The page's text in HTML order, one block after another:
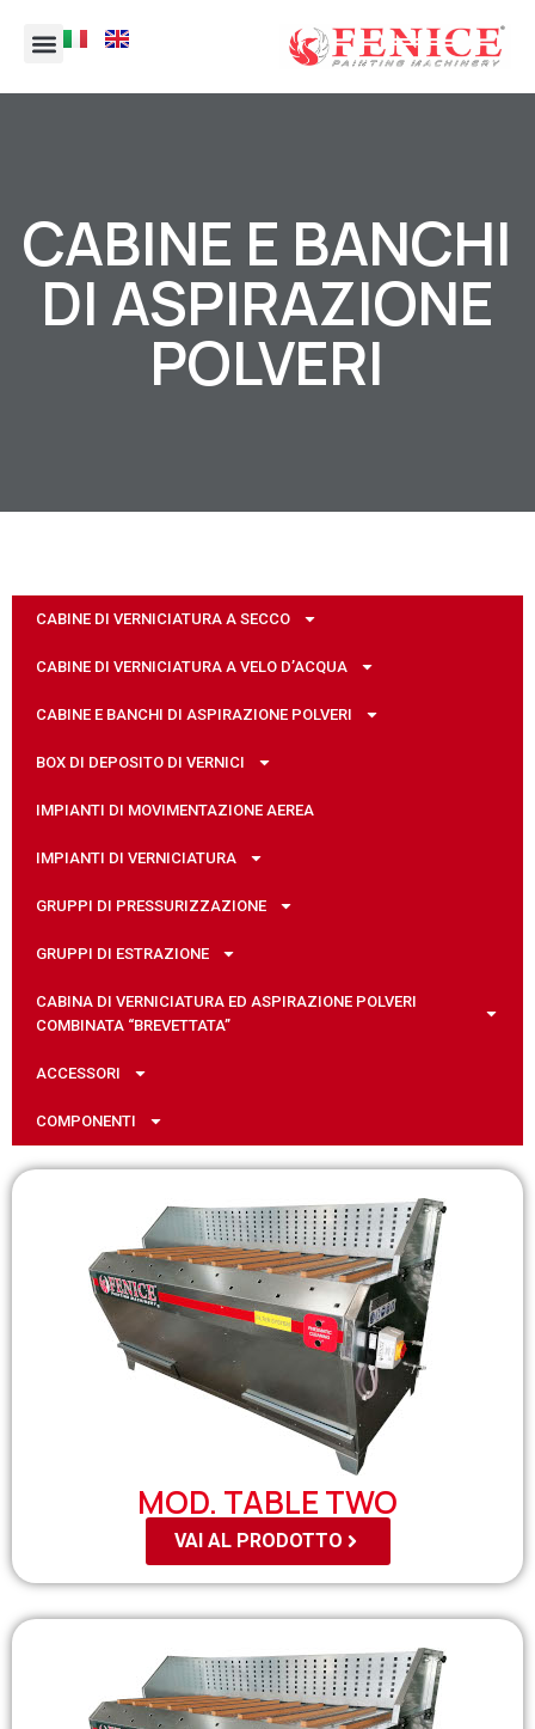
CABINE E BANCHI
DI ASPIRAZIONE
POLVERI
CABINE DI VERNICIATURA A SECCO
CABINE DI VERNICIATURA A VELO D’ACQUA
CABINE E BANCHI DI ASPIRAZIONE POLVERI
BOX DI DEPOSITO DI VERNICI
IMPIANTI DI MOVIMENTAZIONE AEREA
IMPIANTI DI VERNICIATURA
GRUPPI DI PRESSURIZZAZIONE
GRUPPI DI ESTRAZIONE
CABINA DI VERNICIATURA ED ASPIRAZIONE POLVERI
COMBINATA “BREVETTATA”
ACCESSORI
COMPONENTI
MOD. TABLE TWO
VAI AL PRODOTTO